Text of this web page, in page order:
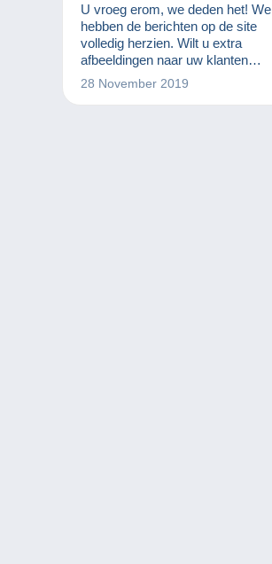
U vroeg erom, we deden het! We
hebben de berichten op de site
volledig herzien. Wilt u extra
afbeeldingen naar uw klanten
sturen? Het is nu mogelijk via uw
28 November 2019